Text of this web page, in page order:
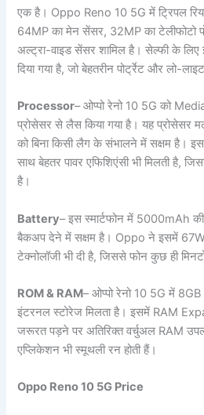
एक है। Oppo Reno 10 5G में ट्रिपल
64MP का मेन सेंसर, 32MP का टेलीफोटो
अल्ट्रा-वाइड सेंसर शामिल है। सेल्फी के
दिया गया है, जो बेहतरीन पोर्ट्रेट और लो-
Processor– ओप्पो रेनो 10 5G को
प्रोसेसर से लैस किया गया है। यह प्रोसेसर
को बिना किसी लैग के संभालने में सक्षम है।
साथ बेहतर पावर एफिशिएंसी भी मिलती है,
है।
Battery– इस स्मार्टफोन में 5000mAh की
बैकअप देने में सक्षम है। Oppo ने इसमें 67W
टेक्नोलॉजी भी दी है, जिससे फोन कुछ ही
ROM & RAM– ओप्पो रेनो 10 5G में
इंटरनल स्टोरेज मिलता है। इसमें RAM
जरूरत पड़ने पर अतिरिक्त वर्चुअल RAM
एप्लिकेशन भी स्मूथली रन होती हैं।
Oppo Reno 10 5G Price